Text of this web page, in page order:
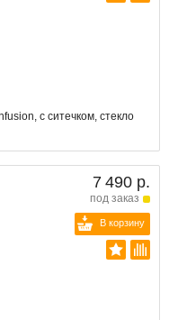
с ситечком, стекло
7 490 р.
под заказ
В корзину